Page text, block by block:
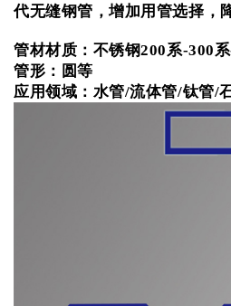
代无缝钢管，增加用管选择，
管材材质： 不锈钢200系-300
管形： 圆等
应用领域： 水管/流体管/钛管/